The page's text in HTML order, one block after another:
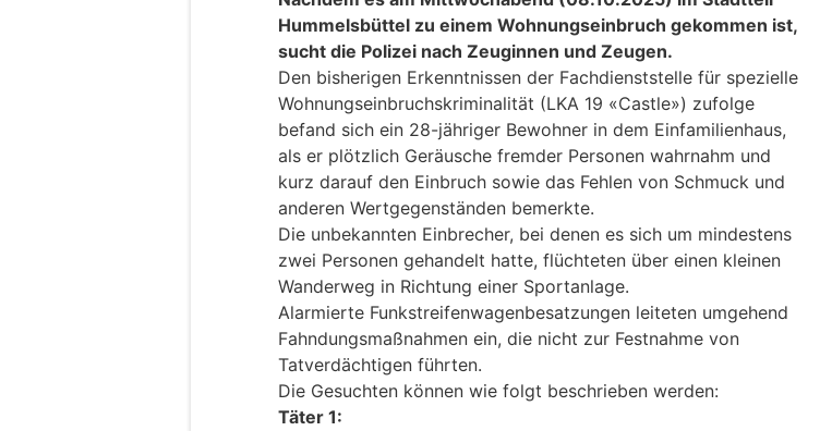
Hummelsbüttel zu einem Wohnungseinbruch gekommen ist,
sucht die Polizei nach Zeuginnen und Zeugen.
Den bisherigen Erkenntnissen der Fachdienststelle für spezielle
Wohnungseinbruchskriminalität (LKA 19 «Castle») zufolge
befand sich ein 28-jähriger Bewohner in dem Einfamilienhaus,
als er plötzlich Geräusche fremder Personen wahrnahm und
kurz darauf den Einbruch sowie das Fehlen von Schmuck und
anderen Wertgegenständen bemerkte.
Die unbekannten Einbrecher, bei denen es sich um mindestens
zwei Personen gehandelt hatte, flüchteten über einen kleinen
Wanderweg in Richtung einer Sportanlage.
Alarmierte Funkstreifenwagenbesatzungen leiteten umgehend
Fahndungsmaßnahmen ein, die nicht zur Festnahme von
Tatverdächtigen führten.
Die Gesuchten können wie folgt beschrieben werden:
Täter 1: